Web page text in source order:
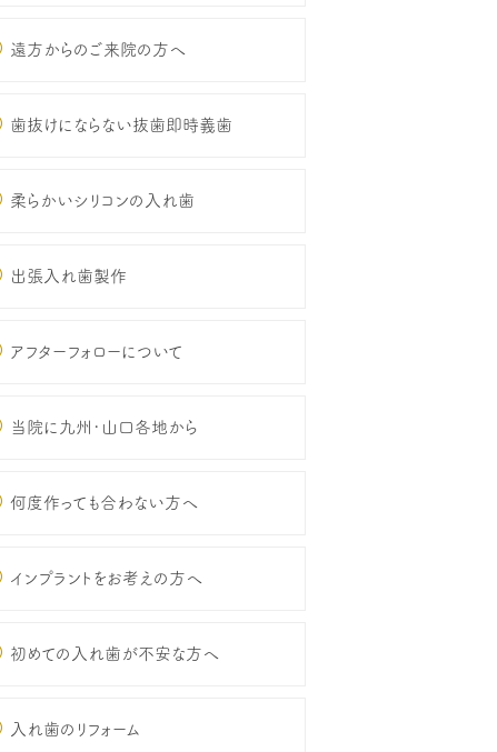
遠方からのご来院の方へ
歯抜けにならない抜歯即時義歯
柔らかいシリコンの入れ歯
出張入れ歯製作
アフターフォローについて
当院に九州･山口各地から
何度作っても合わない方へ
インプラントをお考えの方へ
初めての入れ歯が不安な方へ
入れ歯のリフォーム